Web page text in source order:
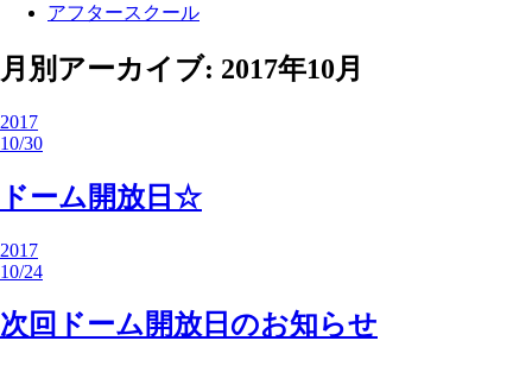
アフタースクール
月別アーカイブ: 2017年10月
2017
10/30
ドーム開放日☆
2017
10/24
次回ドーム開放日のお知らせ